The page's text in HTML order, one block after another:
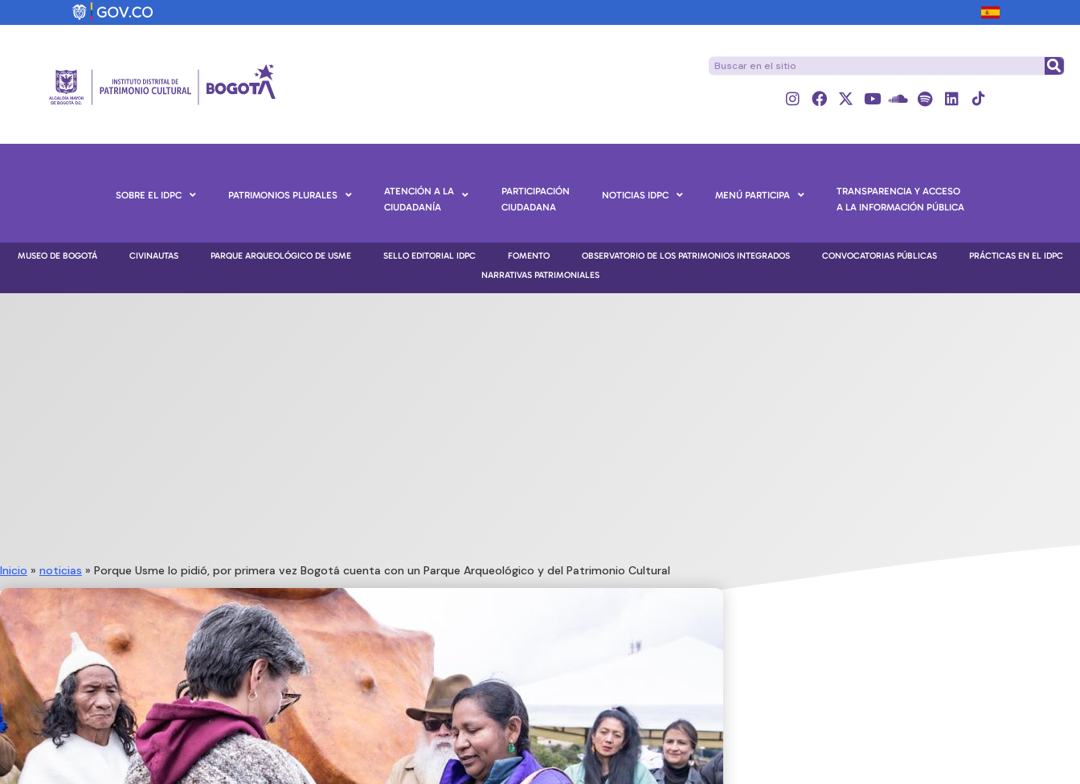
SOBRE EL IDPC PATRIMONIOS PLURALES
ATENCIÓN A LA
CIUDADANÍA
PARTICIPACIÓN
CIUDADANA
NOTICIAS IDPC MENÚ PARTICIPA
TRANSPARENCIA Y ACCESO
A LA INFORMACIÓN PÚBLICA
MUSEO DE BOGOTÁ CIVINAUTAS PARQUE ARQUEOLÓGICO DE USME SELLO EDITORIAL IDPC FOMENTO OBSERVATORIO DE LOS PATRIMONIOS INTEGRADOS CONVOCATORIAS PÚBLICAS
PRÁCTICAS EN EL IDPC
NARRATIVAS PATRIMONIALES
Inicio » noticias » Porque Usme lo pidió, por primera vez Bogotá cuenta con un Parque Arqueológico y del Patrimonio Cultural